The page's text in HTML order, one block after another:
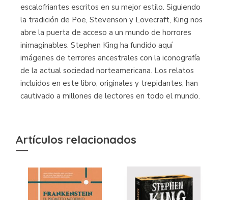
escalofriantes escritos en su mejor estilo. Siguiendo
la tradición de Poe, Stevenson y Lovecraft, King nos
abre la puerta de acceso a un mundo de horrores
inimaginables. Stephen King ha fundido aquí
imágenes de terrores ancestrales con la iconografía
de la actual sociedad norteamericana. Los relatos
incluidos en este libro, originales y trepidantes, han
cautivado a millones de lectores en todo el mundo.
Artículos relacionados